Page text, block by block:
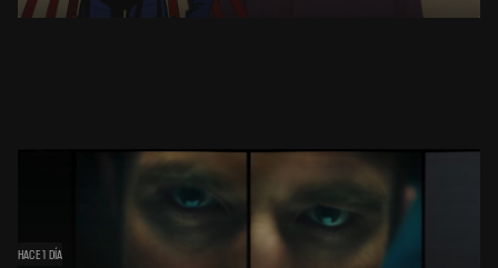
HACE 1 DÍA